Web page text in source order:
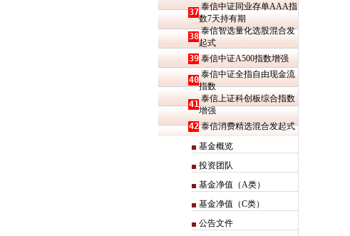
37
泰信中证同业存单AAA指
数7天持有期
38
泰信智选量化选股混合发
起式
39 泰信中证A500指数增强
40
泰信中证全指自由现金流
指数
41
泰信上证科创板综合指数
增强
42 泰信消费精选混合发起式
基金概览
投资团队
基金净值（A类）
基金净值（C类）
公告文件